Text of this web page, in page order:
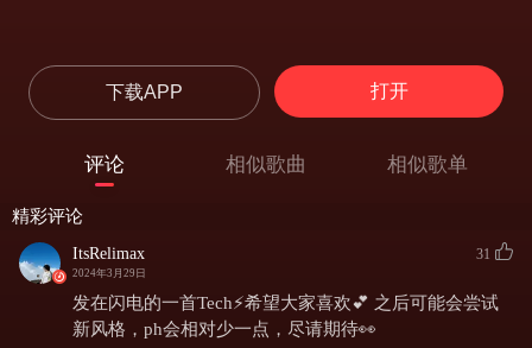
下载APP 打开
评论 相似歌曲 相似歌单
精彩评论
ItsRelimax
2024年3月29日
31
发在闪电的一首Tech⚡️希望大家喜欢💕 之后可能会尝试
新风格，ph会相对少一点，尽请期待👀